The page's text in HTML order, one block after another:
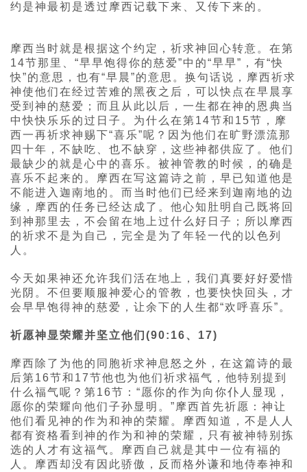
约是神最初是透过摩西记载下来、又传下来的。
摩西当时就是根据这个约定，祈求神回心转意。在第
14节那里、“早早饱得你的慈爱”中的“早早”，有“快
快”的意思，也有“早晨”的意思。换句话说，摩西祈求
神使他们在经过苦难的黑夜之后，可以快点在早晨享
受到神的慈爱；而且从此以后，一生都在神的恩典当
中快快乐乐的过日子。为什么在第14节和15节，摩
西一再祈求神赐下“喜乐”呢？因为他们在旷野漂流那
四十年，不缺吃、也不缺穿，这些神都供应了。他们
最缺少的就是心中的喜乐。被神管教的时候，的确是
喜乐不起来的。摩西在写这篇诗之前，早已知道他是
不能进入迦南地的。而当时他们已经来到迦南地的边
缘，摩西的任务已经达成了。他心知肚明自己既将回
到神那里去，不会留在地上过什么好日子；所以摩西
的祈求不是为自己，完全是为了年轻一代的以色列
人。
今天如果神还允许我们活在地上，我们真要好好爱惜
光阴。不但要顺服神爱心的管教，也要快快回头，才
会早早饱得神的慈爱，让余下的人生都“欢呼喜乐”。
祈愿神显荣耀并坚立他们(90:16、17)
摩西除了为他的同胞祈求神息怒之外，在这篇诗的最
后第16节和17节他也为他们祈求福气，他特别提到
什么福气呢？第16节：“愿你的作为向你仆人显现，
愿你的荣耀向他们子孙显明。”摩西首先祈愿：神让
他们看见神的作为和神的荣耀。摩西知道，不是人人
都有资格看到神的作为和神的荣耀，只有被神特别拣
选的人才有这福气。摩西自己就是其中一位有福的
人。摩西却没有因此骄傲，反而格外谦和地侍奉神和